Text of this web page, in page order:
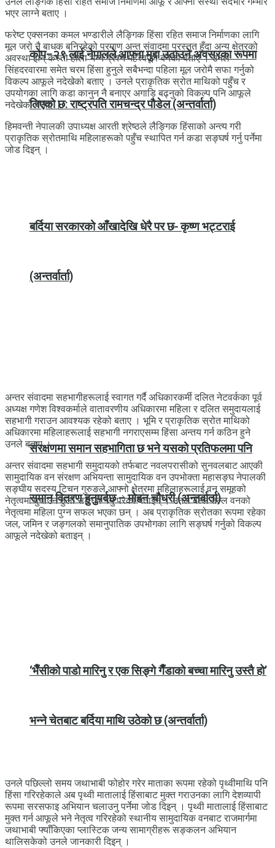
कोप–२९ लाई नेपालले आफ्ना मुद्दा उठाउने अवसरका रूपमा
लिएको छ: राष्ट्रपति रामचन्द्र पौडेल (अन्तर्वार्ता)
बर्दिया सरकारको आँखादेखि धेरै पर छ- कृष्ण भट्टराई
(अन्तर्वार्ता)
संरक्षणमा समान सहभागिता छ भने यसको प्रतिफलमा पनि
समान वितरण हुनुपर्दछ – मोहन चौधरी (अन्तर्वार्ता)
‘भैँसीको पाडो मारिनु र एक सिङ्गे गैँडाको बच्चा मारिनु उस्तै हो’
भन्ने चेतबाट बर्दिया माथि उठेको छ (अन्तर्वार्ता)
भएर लाग्ने बताए ।
फरेष्ट एक्सनका कमल भण्डारीले लैङ्गिक हिंसा रहित समाज निर्माणका लागि
मूल जरो नै बाधक बनिरहेको प्रमाण अन्त संवादमा प्रस्तुत हुँदा अन्य क्षेत्रको
अवस्था झन् कस्तो होला भन्ने प्रश्न महत्त्वपूर्ण बनेको बताए । उनले
सिंहदरवारमा समेत चरम हिंसा हुनुले सबैभन्दा पहिला मूल जरोमै सफा गर्नुको
विकल्प आफूले नदेखेको बताए । उनले प्राकृतिक स्रोत माथिको पहुँच र
उपयोगका लागि कडा कानुन नै बनाएर अगाडि बढ्नुको विकल्प पनि आफूले
नदेखेको बताए ।
हिमवन्ती नेपालकी उपाध्यक्ष आरती श्रेष्ठले लैङ्गिक हिंसाको अन्त्य गरी
प्राकृतिक स्रोतमाथि महिलाहरूको पहुँच स्थापित गर्न कडा सङ्घर्ष गर्नु पर्नेमा
जोड दिइन् ।
अन्तर संवादमा सहभागीहरूलाई स्वागत गर्दै अधिकारकर्मी दलित नेटवर्कका पूर्व
अध्यक्ष गणेश विश्वकर्माले वातावरणीय अधिकारमा महिला र दलित समुदायलाई
सहभागी गराउन आवश्यक रहेको बताए । भूमि र प्राकृतिक स्रोत माथिको
अधिकारमा महिलाहरूलाई सहभागी नगराएसम्म हिंसा अन्तय गर्न कठिन हुने
उनले बताए ।
अन्तर संवादमा सहभागी समुदायको तर्फबाट नवलपरासीको सुनवलबाट आएकी
सामुदायिक वन संरक्षण अभियन्ता सामुदायिक वन उपभोक्ता महासङ्घ नेपालकी
सङ्घीय सदस्य टिचन गुरुङले आफ्नो क्षेत्रमा महिलाहरूलाई वन समूहको
नेतृत्वमा पुर्‍याउन ठुलो सङ्घर्ष गर्नु परेको बताइन् । उनले बल्ल तल्ल वनको
नेतृत्वमा महिला पुग्न सफल भएका छन् । अब प्राकृतिक स्रोतका रूपमा रहेका
जल, जमिन र जङ्गलको समानुपातिक उपभोगका लागि सङ्घर्ष गर्नुको विकल्प
आफूले नदेखेको बताइन् ।
उनले पछिल्लो समय जथाभाबी फोहोर गरेर माताका रूपमा रहेको पृथ्वीमाथि पनि
हिंसा गरिरहेकाले अब पृथ्वी मातालाई हिंसाबाट मुक्त गराउनका लागि देशव्यापी
रूपमा सरसफाइ अभियान चलाउनु पर्नेमा जोड दिइन् । पृथ्वी मातालाई हिंसाबाट
मुक्त गर्न आफूले भने नेतृत्व गरिरहेको स्थानीय सामुदायिक वनबाट राजमार्गमा
जथाभाबी फ्याँकिएका प्लास्टिक जन्य सामाग्रीहरू सङ्कलन अभियान
थालिसकेको उनले जानकारी दिइन् ।